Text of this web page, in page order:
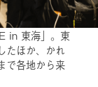
in 東海」。東
たほか、かれ
で各地から来